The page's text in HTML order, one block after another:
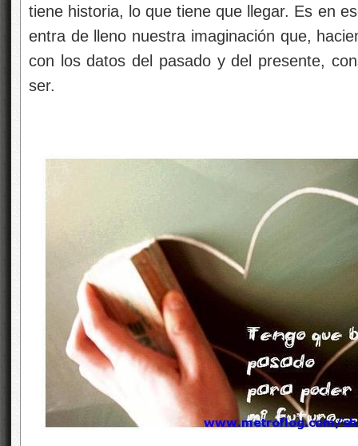
tiene historia, lo que tiene que llegar. Es en
entra de lleno nuestra imaginación que,
con los datos del pasado y del presente,
ser.